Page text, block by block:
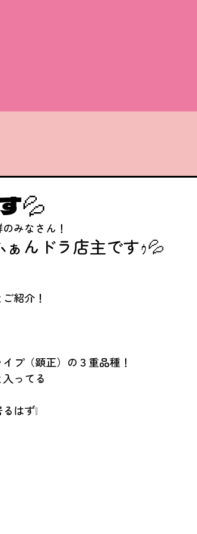
💦
みなさん！
んドラ店主ですｩ💦
紹介！
プ（顕正）の３重品種！
ってる
はず❕